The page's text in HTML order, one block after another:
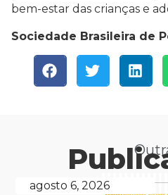
bem-estar das crianças e
Sociedade Brasileira de
agosto 6, 2026